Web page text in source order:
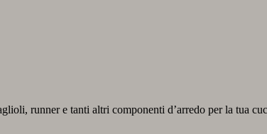
runner e tanti altri componenti d’arredo per la tua